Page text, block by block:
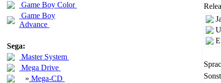
Game Boy Color
Game Boy
Advance
Sega:
Master System
Mega Drive
» Mega-CD